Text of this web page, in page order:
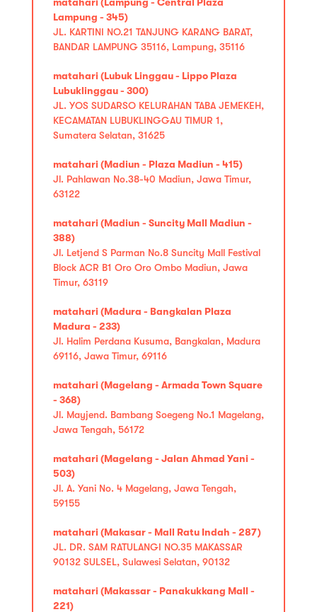
Lampung - 345)
JL. KARTINI NO.21 TANJUNG KARANG BARAT,
BANDAR LAMPUNG 35116, Lampung, 35116
matahari (Lubuk Linggau - Lippo Plaza
Lubuklinggau - 300)
JL. YOS SUDARSO KELURAHAN TABA JEMEKEH,
KECAMATAN LUBUKLINGGAU TIMUR 1,
Sumatera Selatan, 31625
matahari (Madiun - Plaza Madiun - 415)
Jl. Pahlawan No.38-40 Madiun, Jawa Timur,
63122
matahari (Madiun - Suncity Mall Madiun -
388)
Jl. Letjend S Parman No.8 Suncity Mall Festival
Block ACR B1 Oro Oro Ombo Madiun, Jawa
Timur, 63119
matahari (Madura - Bangkalan Plaza
Madura - 233)
Jl. Halim Perdana Kusuma, Bangkalan, Madura
69116, Jawa Timur, 69116
matahari (Magelang - Armada Town Square
- 368)
Jl. Mayjend. Bambang Soegeng No.1 Magelang,
Jawa Tengah, 56172
matahari (Magelang - Jalan Ahmad Yani -
503)
Jl. A. Yani No. 4 Magelang, Jawa Tengah,
59155
matahari (Makasar - Mall Ratu Indah - 287)
JL. DR. SAM RATULANGI NO.35 MAKASSAR
90132 SULSEL, Sulawesi Selatan, 90132
matahari (Makassar - Panakukkang Mall -
221)